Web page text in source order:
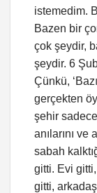
istemedim.
Bazen bir
çok şeydir,
şeydir. 6
Çünkü,
gerçekten
şehir
anılarını ve
sabah
gitti. Evi
gitti,